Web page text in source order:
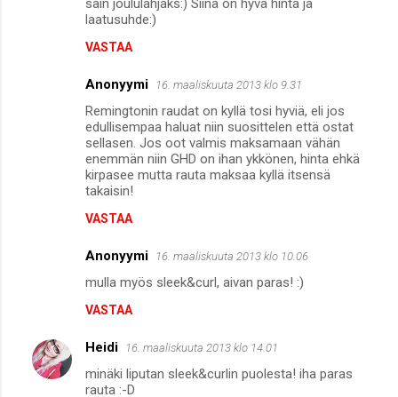
sain joululahjaks:) Siinä on hyvä hinta ja
laatusuhde:)
VASTAA
Anonyymi 16. maaliskuuta 2013 klo 9.31
Remingtonin raudat on kyllä tosi hyviä, eli jos
edullisempaa haluat niin suosittelen että ostat
sellasen. Jos oot valmis maksamaan vähän
enemmän niin GHD on ihan ykkönen, hinta ehkä
kirpasee mutta rauta maksaa kyllä itsensä
takaisin!
VASTAA
Anonyymi 16. maaliskuuta 2013 klo 10.06
mulla myös sleek&curl, aivan paras! :)
VASTAA
Heidi 16. maaliskuuta 2013 klo 14.01
minäki liputan sleek&curlin puolesta! iha paras
rauta :-D